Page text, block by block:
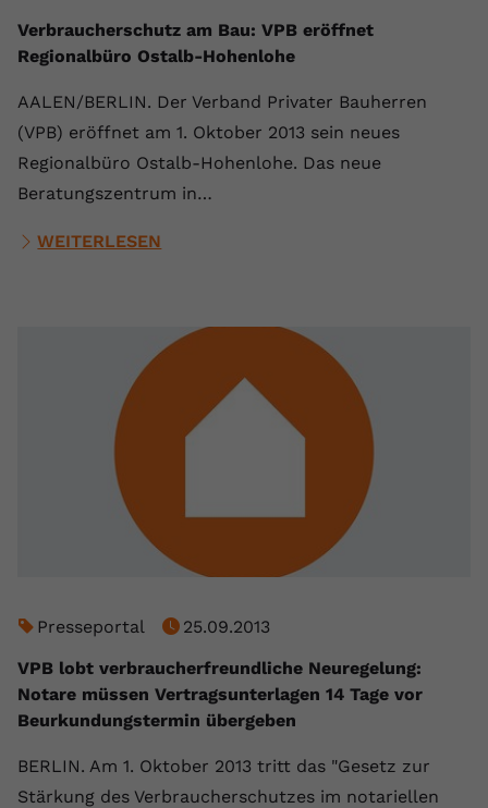
Verbraucherschutz am Bau: VPB eröffnet
Regionalbüro Ostalb-Hohenlohe
AALEN/BERLIN. Der Verband Privater Bauherren
(VPB) eröffnet am 1. Oktober 2013 sein neues
Regionalbüro Ostalb-Hohenlohe. Das neue
Beratungszentrum in…
WEITERLESEN
Presseportal
25.09.2013
VPB lobt verbraucherfreundliche Neuregelung:
Notare müssen Vertragsunterlagen 14 Tage vor
Beurkundungstermin übergeben
BERLIN. Am 1. Oktober 2013 tritt das "Gesetz zur
Stärkung des Verbraucherschutzes im notariellen